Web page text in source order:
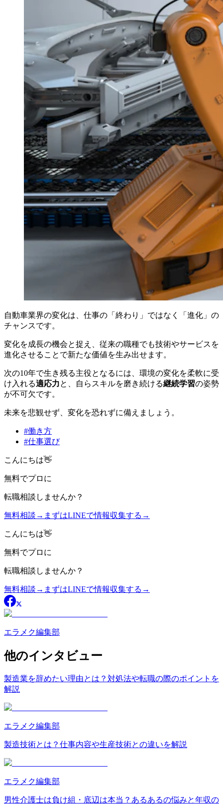
自動車業界の変化は、仕事の「終わり」ではなく「進化」の
チャンスです。
変化を成長の機会と捉え、従来の職種でも技術やサービスを
進化させることで新たな価値を生み出せます。
次の10年で生き残る主役となるには、環境の変化を柔軟に受
け入れる適応力と、自らスキルを磨き続ける継続学習の姿勢
が不可欠です。
未来を悲観せず、変化を恐れずに備えましょう。
#働き方
#仕事選び
こんにちは👋
無料でプロに
転職相談 しませんか？
無料相談 → まずはLINEで情報収集する →
こんにちは👋
無料でプロに
転職相談 しませんか？
無料相談 → まずはLINEで情報収集する →
エラメク編集部
他のインタビュー
製造業を辞めたい理由とは？対処法や転職の際のポイントを
解説
エラメク編集部
製造技術とは？仕事内容や生産技術との違いを解説
エラメク編集部
男性介護士は負け組・底辺は本当？あるあるの悩みと年収の